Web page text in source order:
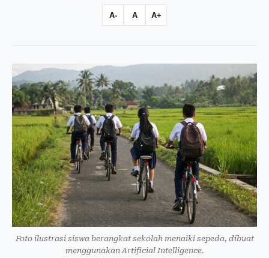
A- A A+
Foto ilustrasi siswa berangkat sekolah menaiki sepeda, dibuat
menggunakan Artificial Intelligence.